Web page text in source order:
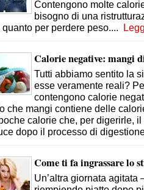
Contengono molte
bisogno di una
quanto per perdere peso....
Calorie negative: mangi
Tutti abbiamo sentito la
esse veramente reali?
contengono calorie
che mangi contiene delle
calorie che, per digerirle,
dopo il processo di
Come ti fa ingrassare lo
Un’altra giornata